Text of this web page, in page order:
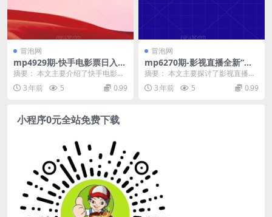
冒泡网
mp4929期-快手电影票日入50
0+，无人直播，有手就会做，
低投入零风险变现快！【揭
秘】(快手电影票日入500+无
摘要： 本文主要介绍了快手电影票
日入500+的无人直播项目。该项目
利用快手推出的...
3 年前 5 0.99
冒泡网
mp6270期-影视直播全新“窗
口玩法”，特殊赛道，抢先分
享！摆烂一样有钱赚
摘要： 本文主要探讨了影视直播的
全新“窗口玩法”，并详细解析了如何
通过特殊赛道进...
3 年前 5 0.99
小程序0元全站免费下载